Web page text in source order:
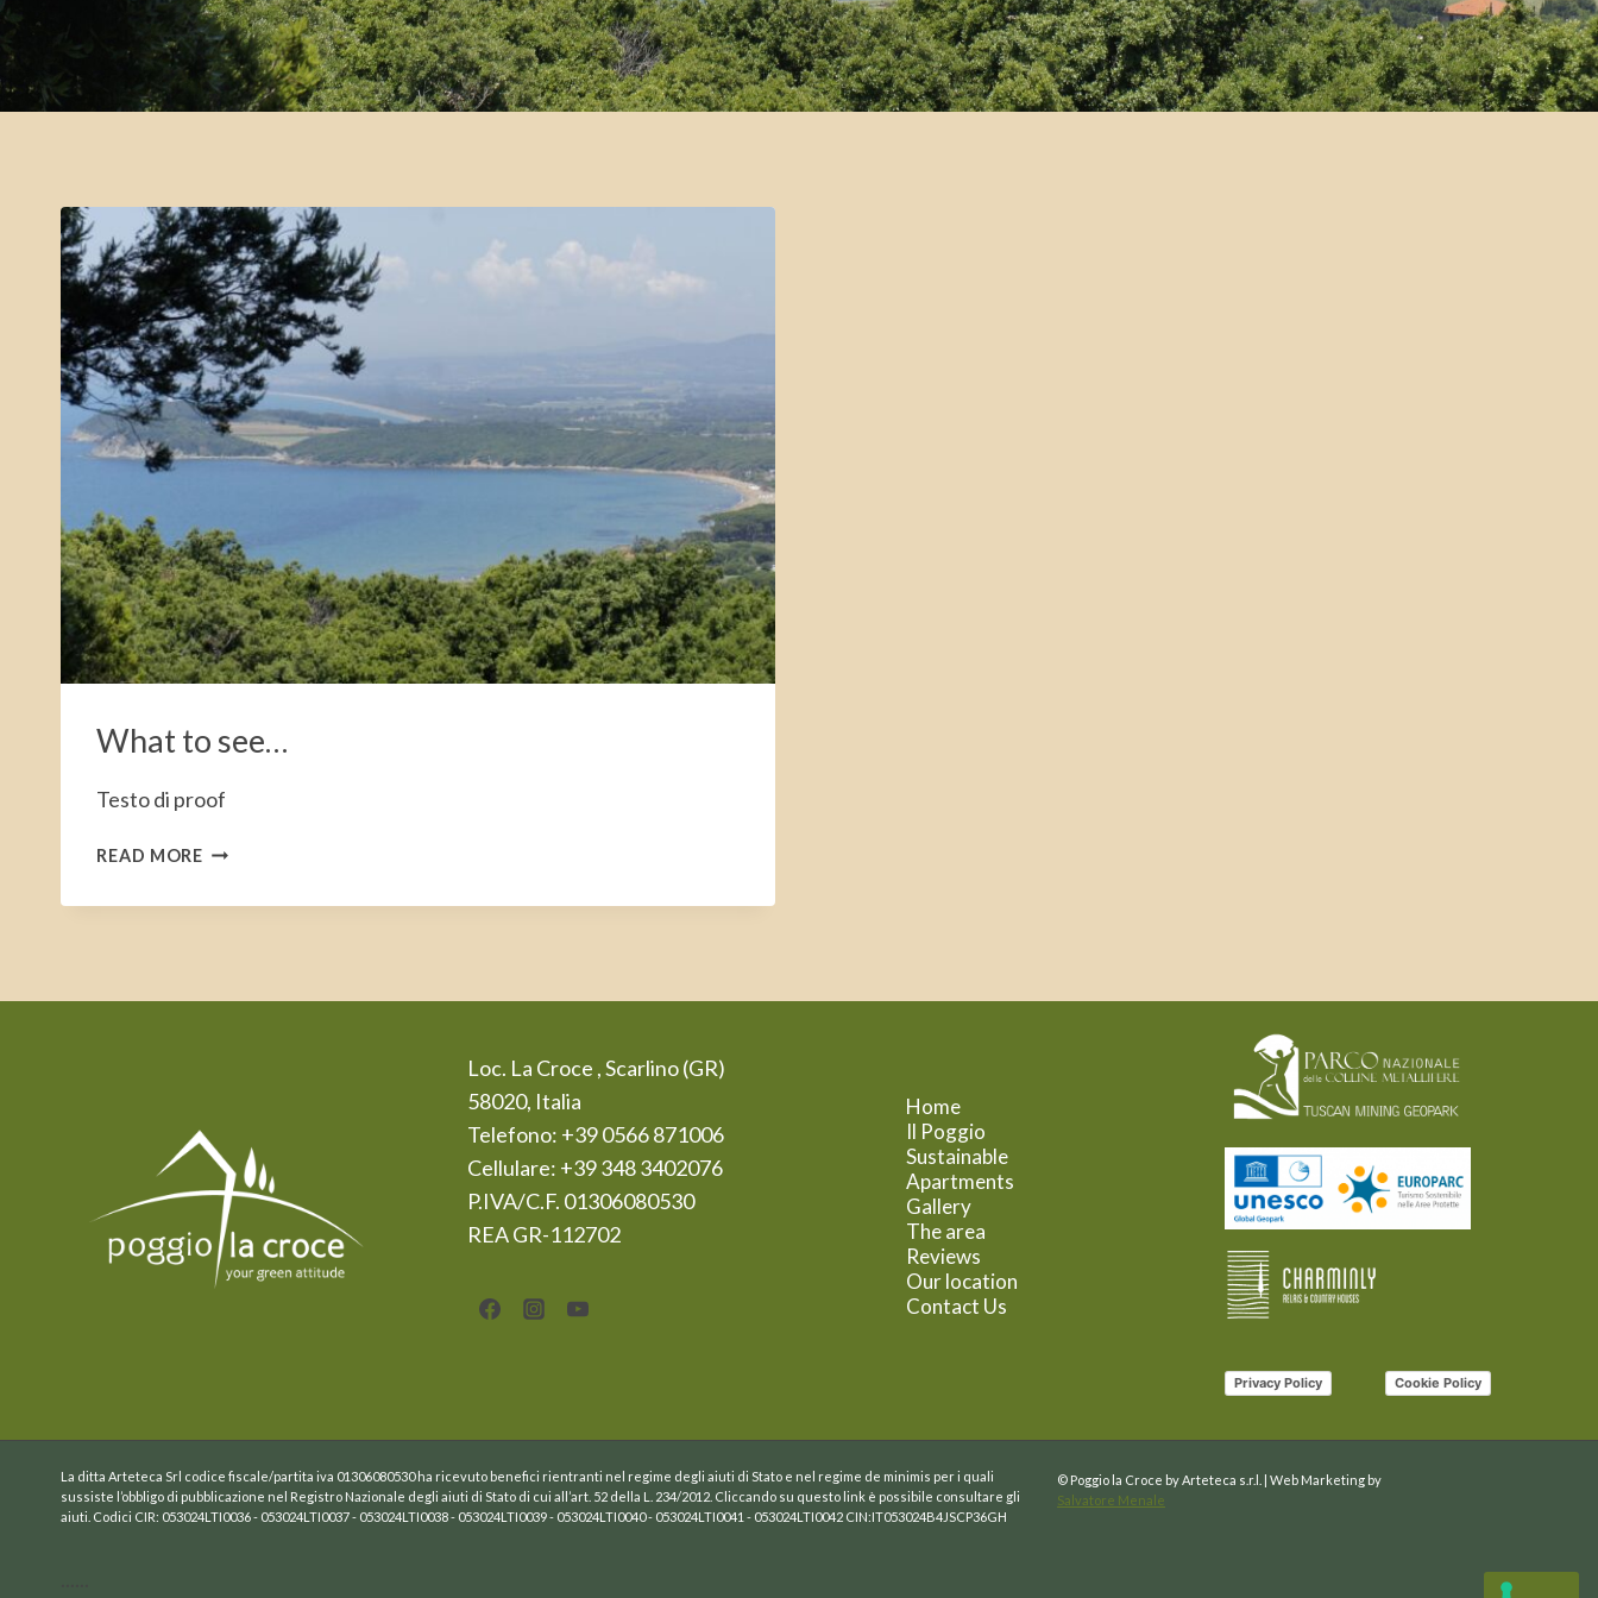
What to see…
Testo di proof
READ MOREWHAT
SEE…
Loc. La Croce , Scarlino (GR)
58020, Italia
Telefono: +39 0566 871006
Cellulare: +39 348 3402076
P.IVA/C.F. 01306080530
REA GR-112702
Home
Il Poggio
Sustainable
Apartments
Gallery
The area
Reviews
Our location
Contact Us
Privacy Policy Cookie Policy
La ditta Arteteca Srl codice fiscale/partita iva 01306080530 ha ricevuto benefici rientranti nel regime degli aiuti di Stato e nel regime de minimis per i quali
sussiste l’obbligo di pubblicazione nel Registro Nazionale degli aiuti di Stato di cui all’art. 52 della L. 234/2012. Cliccando su questo link è possibile consultare gli
aiuti. Codici CIR: 053024LTI0036 - 053024LTI0037 - 053024LTI0038 - 053024LTI0039 - 053024LTI0040 - 053024LTI0041 - 053024LTI0042 CIN:IT053024B4JSCP36GH
© Poggio la Croce by Arteteca s.r.l. | Web Marketing by
Salvatore Menale